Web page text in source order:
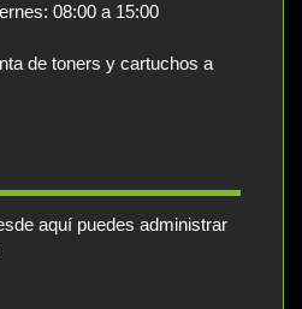
08:00 a 15:00
de toners y cartuchos a
aquí puedes administrar